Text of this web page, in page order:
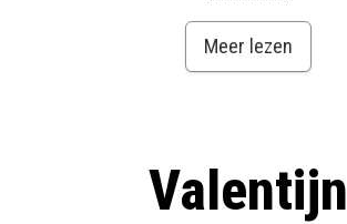
Meer lezen
Valentijn